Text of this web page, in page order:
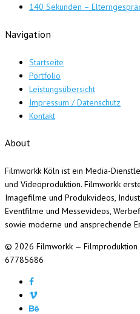
140 Sekunden –
Navigation
Startseite
Portfolio
Leistungsübersicht
Impressum / Datenschutz
Kontakt
About
Filmworkk Köln ist ein Media-
und Videoproduktion. Filmworkk
Imagefilme und Produkvideos,
Eventfilme und Messevideos,
sowie moderne und ansprechende
© 2026 Filmworkk — Filmproduktion
67785686